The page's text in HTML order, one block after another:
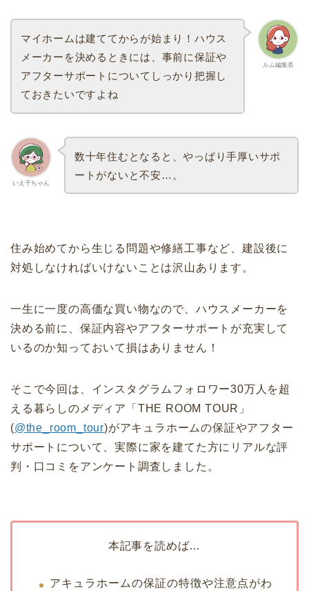
ルム編集長
マイホームは建ててからが始まり！ハウス
メーカーを決めるときには、事前に保証や
アフターサポートについてしっかり把握し
ておきたいですよね
いえ子ちゃん
数十年住むとなると、やっぱり手厚いサポ
ートがないと不安…。
住み始めてから生じる問題や修繕工事など、建設後に
対処しなければいけないことは沢山あります。
一生に一度の高価な買い物なので、ハウスメーカーを
決める前に、保証内容やアフターサポートが充実して
いるのか知っておいて損はありません！
そこで今回は、インスタグラムフォロワー30万人を超
える暮らしのメディア「THE ROOM TOUR」
(@the_room_tour)がアキュラホームの保証やアフター
サポートについて、実際に家を建てた方にリアルな評
判・口コミをアンケート調査しました。
本記事を読めば…
アキュラホームの保証の特徴や注意点がわ